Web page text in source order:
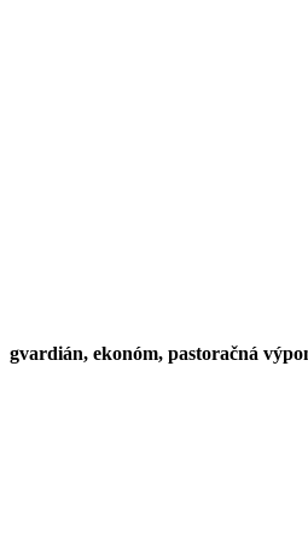
gvardián, ekonóm, pastoračná